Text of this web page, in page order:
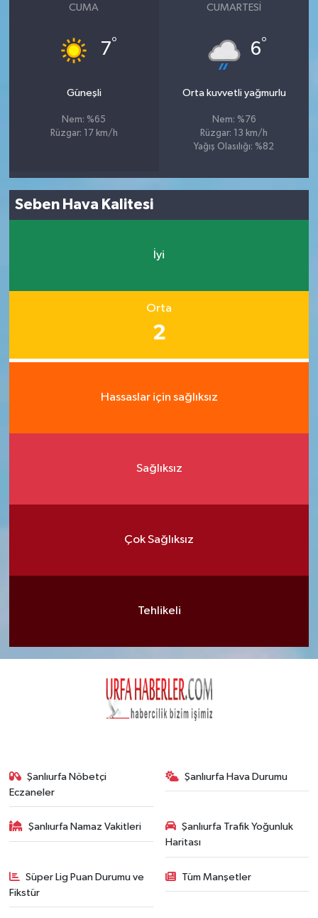
CUMA
7°
Güneşli
Nem: %65
Rüzgar: 17 km/h
CUMARTESI
6°
Orta kuvvetli yağmurlu
Nem: %76
Rüzgar: 13 km/h
Yağış Olasılığı: %82
Seben Hava Kalitesi
İyi
Orta
2
Hassaslar için sağlıksız
Sağlıksız
Çok Sağlıksız
Tehlikeli
Şanlıurfa Nöbetçi
Eczaneler
Şanlıurfa Hava Durumu
Şanlıurfa Namaz Vakitleri
Şanlıurfa Trafik Yoğunluk
Haritası
Süper Lig Puan Durumu ve
Fikstür
Tüm Manşetler